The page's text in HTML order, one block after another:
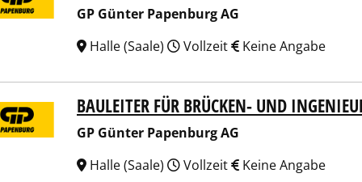
GP Günter Papenburg AG
Halle (Saale)
Vollzeit Keine Angabe
Papenburg AG
BAULEITER FÜR BRÜCKEN- UND
GP Günter Papenburg AG
Halle (Saale)
Vollzeit Keine Angabe